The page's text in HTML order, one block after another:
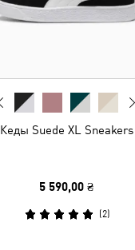
Кеды Suede XL Sneakers
5 590,00 ₴
(2)